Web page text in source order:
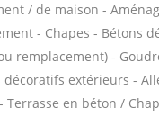
/ de maison -
- Chapes - Bétons
remplacement) -
extérieurs -
en béton /